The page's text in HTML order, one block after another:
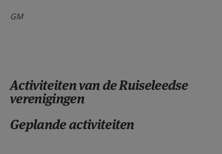
GM
Activiteiten van de Ruiseleedse
verenigingen
Geplande activiteiten